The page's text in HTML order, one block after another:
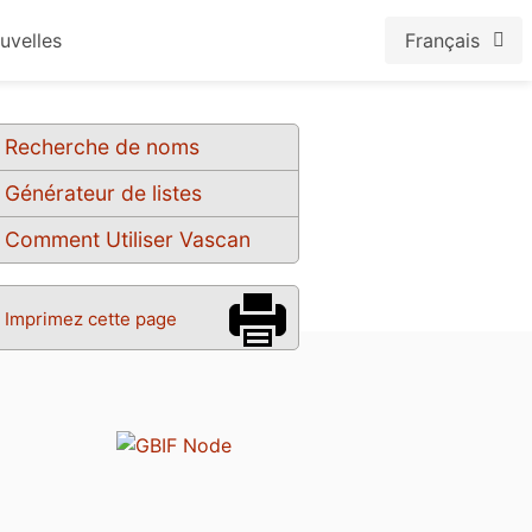
Français
Recherche de noms
Générateur de listes
Comment Utiliser Vascan
Imprimez cette page